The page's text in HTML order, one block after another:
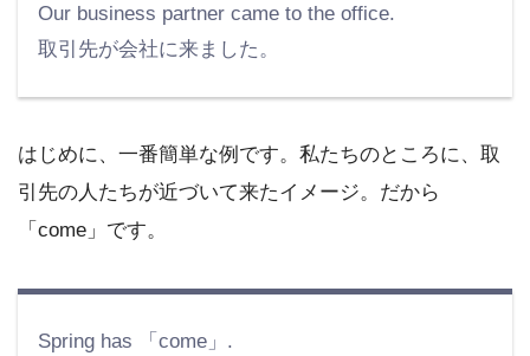
Our business partner came to the office.
取引先が会社に来ました。
はじめに、一番簡単な例です。私たちのところに、取
引先の人たちが近づいて来たイメージ。だから
「come」です。
Spring has 「come」.